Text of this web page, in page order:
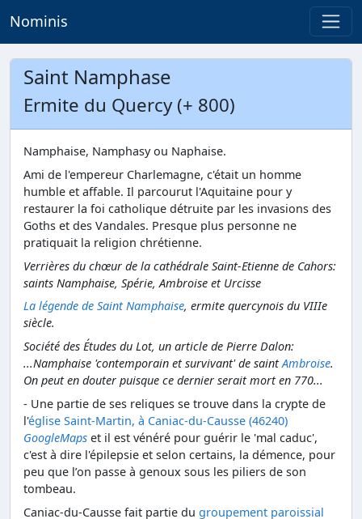
Nominis
Saint Namphase
Ermite du Quercy (+ 800)
Namphaise, Namphasy ou Naphaise.
Ami de l'empereur Charlemagne, c'était un homme
humble et affable. Il parcourut l'Aquitaine pour y
restaurer la foi catholique détruite par les invasions des
Goths et des Vandales. Presque plus personne ne
pratiquait la religion chrétienne.
Verrières du chœur de la cathédrale Saint-Etienne de Cahors:
saints Namphaise, Spérie, Ambroise et Urcisse
La légende de Saint Namphaise, ermite quercynois du VIIIe
siècle.
Société des Études du Lot, un article de Pierre Dalon:
...Namphaise 'contemporain et survivant' de saintAmbroise.
On peut en douter puisque ce dernier serait mort en 770...
- Une partie de ses reliques se trouve dans la crypte de
l'église Saint-Martin, à Caniac-du-Causse (46240)
GoogleMaps et il est vénéré pour guérir le 'mal caduc',
c'est à dire l'épilepsie et selon certains, la démence, pour
peu que l’on passe à genoux sous les piliers de son
tombeau.
Caniac-du-Causse fait partie du groupement paroissial